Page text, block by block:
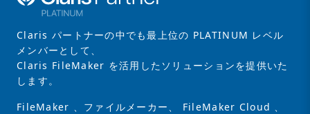
Claris パートナーの中でも最上位の PLATINUM レベル
メンバーとして、
Claris FileMaker を活用したソリューションを提供いた
します。
FileMaker 、ファイルメーカー、 FileMaker Cloud 、